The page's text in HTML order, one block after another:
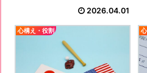
2026.04.01
心構え・役割